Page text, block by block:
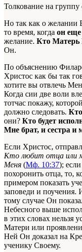
Толкование на группу
Но так как о желании
то время, когда он еще
желание. Кто Матерь
Он.
По объяснению
Христос как бы так
хотите вы отвлечь
Когда сии две воли
тотчас покажу,
должно следовать.
они? Кто будет
Мне брат, и сестра и
Если Христос,
Кто любит отца или
Меня (Мф. 10:37);
похоронить отца, то,
примером показать
заповеди и поучения.
тому случае Он
Небесного выше
в этих словах нельзя
Матери или
Ней Он доказал на
ученику Своему.